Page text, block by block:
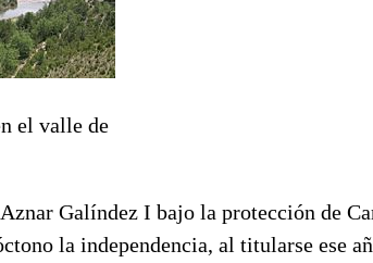
el valle de
Galíndez I bajo la protección de
la independencia, al titularse ese